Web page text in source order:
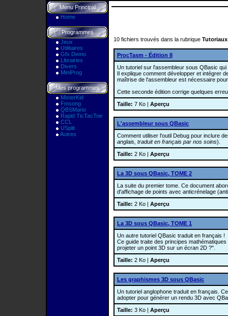
Menu Principal
Home
Programmes
Jeux
Utilitaires
Gfx Demo
Librairies
Divers
MiniProg
Mes programmes
MisterKid
Fmsong
QBSMario
Rapid TicTacToe
CCL
USplit
Autres
10 fichiers trouvés dans la rubrique
ProcTasm - Édition II
Un tutoriel sur l'assembleur sous QBasic
Il explique comment développer et intégrer
maîtrise de l'assembleur est nécessaire
Cette seconde édition corrige quelques
Taille: 7 Ko | Aperçu
L'assembleur sous QBasic
Comment utiliser l'outil Debug pour inclure
anglais, traduit en français par nos soins).
Taille: 2 Ko | Aperçu
La 3D sous QBasic, TOME 2
La suite du premier tome. Ce document
d'affichage de points avec anticrénelage
Taille: 2 Ko | Aperçu
La 3D sous QBasic, TOME 1
Un autre tutoriel QBasic traduit en français !
Ce guide traite des principes
projeter un point 3D sur un écran 2D ?".
Taille: 2 Ko | Aperçu
Les graphismes 3D sous QBasic
Un tutoriel anglophone traduit en français.
adopter pour générer un rendu 3D avec
Taille: 3 Ko | Aperçu